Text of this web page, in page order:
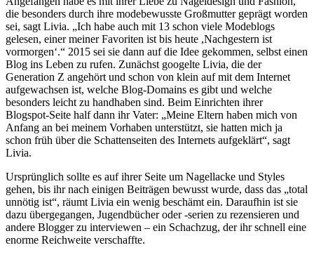
die besonders durch ihre modebewusste Großmutter geprägt worden
sei, sagt Livia. „Ich habe auch mit 13 schon viele Modeblogs
gelesen, einer meiner Favoriten ist bis heute ,Nachgestern ist
vormorgen‘.“ 2015 sei sie dann auf die Idee gekommen, selbst einen
Blog ins Leben zu rufen. Zunächst googelte Livia, die der
Generation Z angehört und schon von klein auf mit dem Internet
aufgewachsen ist, welche Blog-Domains es gibt und welche
besonders leicht zu handhaben sind. Beim Einrichten ihrer
Blogspot-Seite half dann ihr Vater: „Meine Eltern haben mich von
Anfang an bei meinem Vorhaben unterstützt, sie hatten mich ja
schon früh über die Schattenseiten des Internets aufgeklärt“, sagt
Livia.
Ursprünglich sollte es auf ihrer Seite um Nagellacke und Styles
gehen, bis ihr nach einigen Beiträgen bewusst wurde, dass das „total
unnötig ist“, räumt Livia ein wenig beschämt ein. Daraufhin ist sie
dazu übergegangen, Jugendbücher oder -serien zu rezensieren und
andere Blogger zu interviewen – ein Schachzug, der ihr schnell eine
enorme Reichweite verschaffte.